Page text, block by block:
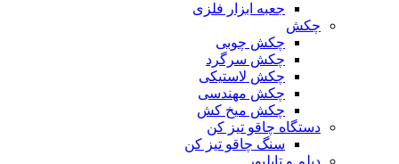
جعبه ابزار فلزی
چکش
چکش چوبی
چکش سرگرد
چکش لاستیکی
چکش مهندسی
چکش میخ کش
دستگاه چاقو تیز کن
سنگ چاقو تیز کن
دیلم و تایلیور